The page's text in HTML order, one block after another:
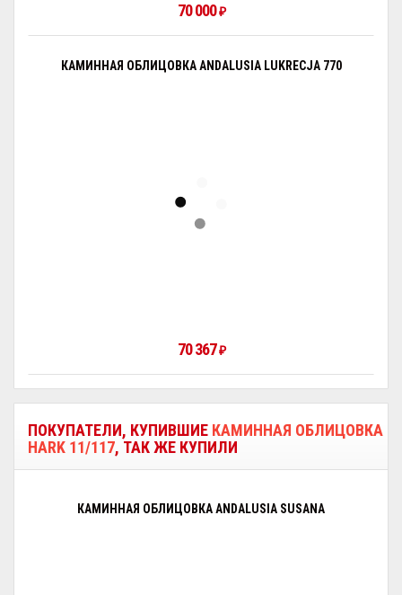
70 000₽
КАМИННАЯ ОБЛИЦОВКА ANDALUSIA LUKRECJA 770
70 367₽
ПОКУПАТЕЛИ, КУПИВШИЕ КАМИННАЯ ОБЛИЦОВКА
HARK 11/117, ТАК ЖЕ КУПИЛИ
КАМИННАЯ ОБЛИЦОВКА ANDALUSIA SUSANA